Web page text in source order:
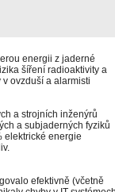
energii z jaderné
šíření radioaktivity a
ovzduší a alarmisti
a strojních inženýrů
a subjaderných fyziků
elektrické energie
efektivně (včetně